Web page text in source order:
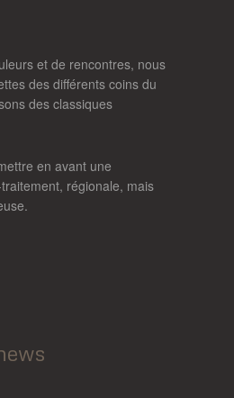
et de rencontres, nous
des différents coins du
des classiques
en avant une
régionale, mais